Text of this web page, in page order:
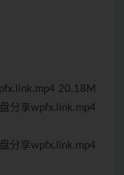
20.18M
分享wpfx.link.mp4
分享wpfx.link.mp4